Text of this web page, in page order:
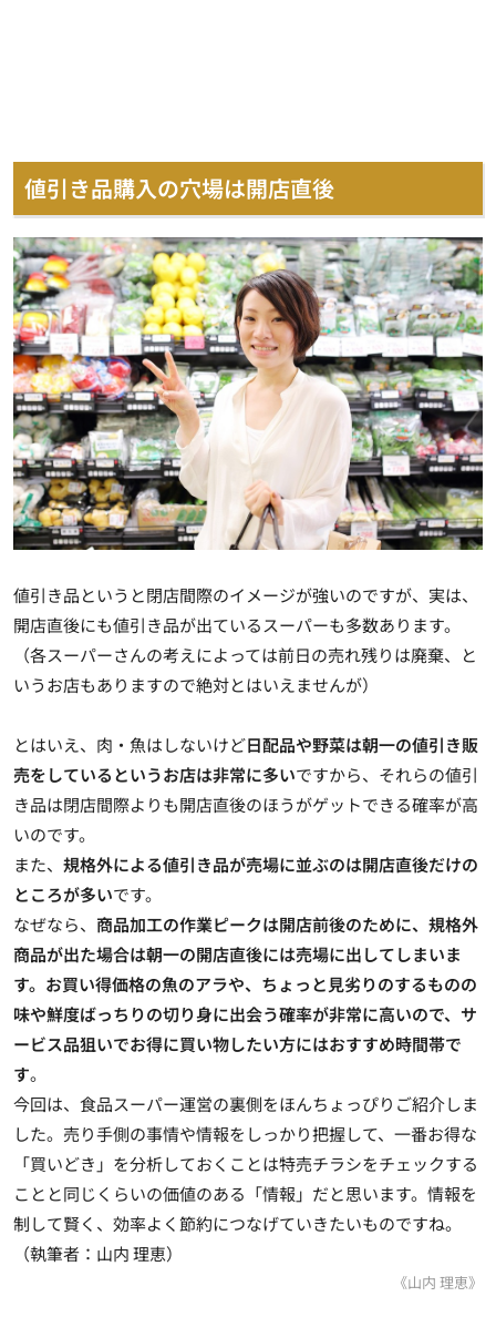
値引き品購入の穴場は開店直後
値引き品というと閉店間際のイメージが強いのですが、実は、
開店直後にも値引き品が出ているスーパーも多数あります。
（各スーパーさんの考えによっては前日の売れ残りは廃棄、と
いうお店もありますので絶対とはいえませんが）
とはいえ、肉・魚はしないけど日配品や野菜は朝一の値引き販
売をしているというお店は非常に多いですから、それらの値引
き品は閉店間際よりも開店直後のほうがゲットできる確率が高
いのです。
また、 規格外による値引き品が売場に並ぶのは開店直後だけの
ところが多いです。
なぜなら、 商品加工の作業ピークは開店前後のために、規格外
商品が出た場合は朝一の開店直後には売場に出してしまいま
す。お買い得価格の魚のアラや、ちょっと見劣りのするものの
味や鮮度ばっちりの切り身に出会う確率が非常に高いので、サ
ービス品狙いでお得に買い物したい方にはおすすめ時間帯で
す。
今回は、食品スーパー運営の裏側をほんちょっぴりご紹介しま
した。売り手側の事情や情報をしっかり把握して、一番お得な
「買いどき」を分析しておくことは特売チラシをチェックする
ことと同じくらいの価値のある「情報」だと思います。情報を
制して賢く、効率よく節約につなげていきたいものですね。
（執筆者：山内 理恵）
《山内 理恵》